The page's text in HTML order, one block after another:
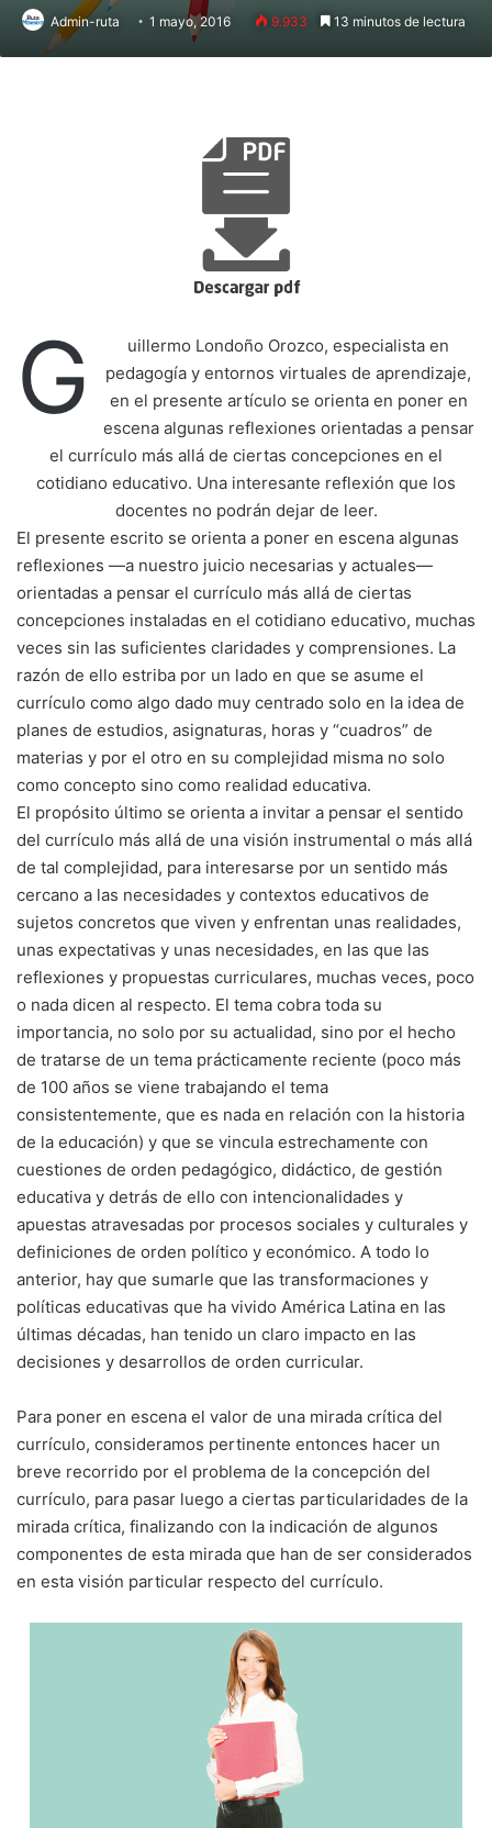
Admin-ruta 1 mayo, 2016 9.933 13 minutos de lectura
G
uillermo Londoño Orozco, especialista en
pedagogía y entornos virtuales de aprendizaje,
en el presente artículo se orienta en poner en
escena algunas reflexiones orientadas a pensar
el currículo más allá de ciertas concepciones en el
cotidiano educativo. Una interesante reflexión que los
docentes no podrán dejar de leer.
El presente escrito se orienta a poner en escena algunas
reflexiones —a nuestro juicio necesarias y actuales—
orientadas a pensar el currículo más allá de ciertas
concepciones instaladas en el cotidiano educativo, muchas
veces sin las suficientes claridades y comprensiones. La
razón de ello estriba por un lado en que se asume el
currículo como algo dado muy centrado solo en la idea de
planes de estudios, asignaturas, horas y “cuadros” de
materias y por el otro en su complejidad misma no solo
como concepto sino como realidad educativa.
El propósito último se orienta a invitar a pensar el sentido
del currículo más allá de una visión instrumental o más allá
de tal complejidad, para interesarse por un sentido más
cercano a las necesidades y contextos educativos de
sujetos concretos que viven y enfrentan unas realidades,
unas expectativas y unas necesidades, en las que las
reflexiones y propuestas curriculares, muchas veces, poco
o nada dicen al respecto. El tema cobra toda su
importancia, no solo por su actualidad, sino por el hecho
de tratarse de un tema prácticamente reciente (poco más
de 100 años se viene trabajando el tema
consistentemente, que es nada en relación con la historia
de la educación) y que se vincula estrechamente con
cuestiones de orden pedagógico, didáctico, de gestión
educativa y detrás de ello con intencionalidades y
apuestas atravesadas por procesos sociales y culturales y
definiciones de orden político y económico. A todo lo
anterior, hay que sumarle que las transformaciones y
políticas educativas que ha vivido América Latina en las
últimas décadas, han tenido un claro impacto en las
decisiones y desarrollos de orden curricular.
Para poner en escena el valor de una mirada crítica del
currículo, consideramos pertinente entonces hacer un
breve recorrido por el problema de la concepción del
currículo, para pasar luego a ciertas particularidades de la
mirada crítica, finalizando con la indicación de algunos
componentes de esta mirada que han de ser considerados
en esta visión particular respecto del currículo.